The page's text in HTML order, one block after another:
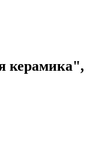
керамика",